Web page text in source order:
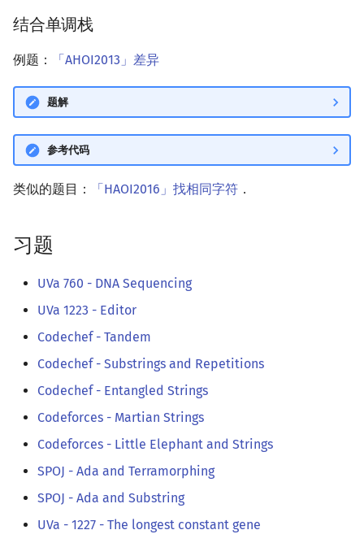
结合单调栈
例题： 「AHOI2013」差异
题解
参考代码
类似的题目： 「HAOI2016」找相同字符 ．
习题
UVa 760 - DNA Sequencing
UVa 1223 - Editor
Codechef - Tandem
Codechef - Substrings and Repetitions
Codechef - Entangled Strings
Codeforces - Martian Strings
Codeforces - Little Elephant and Strings
SPOJ - Ada and Terramorphing
SPOJ - Ada and Substring
UVa - 1227 - The longest constant gene